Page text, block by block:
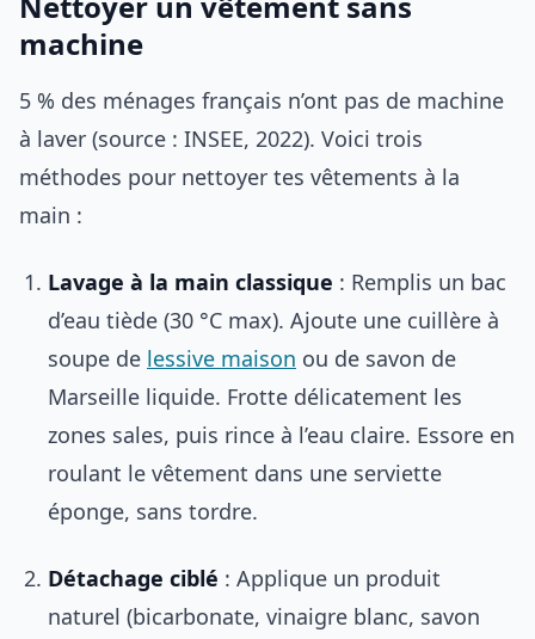
machine
5 % des ménages français n’ont pas de machine
à laver (source : INSEE, 2022). Voici trois
méthodes pour nettoyer tes vêtements à la
main :
Lavage à la main classique : Remplis un bac
d’eau tiède (30 °C max). Ajoute une cuillère à
soupe de lessive maison ou de savon de
Marseille liquide. Frotte délicatement les
zones sales, puis rince à l’eau claire. Essore en
roulant le vêtement dans une serviette
éponge, sans tordre.
Détachage ciblé : Applique un produit
naturel (bicarbonate, vinaigre blanc, savon